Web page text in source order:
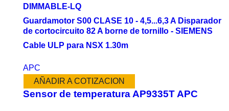
DIMMABLE-LQ
Guardamotor S00 CLASE 10 - 4,5...6,3 A Disparador
de cortocircuito 82 A borne de tornillo - SIEMENS
Cable ULP para NSX 1.30m
APC
AÑADIR A COTIZACION
Sensor de temperatura AP9335T APC